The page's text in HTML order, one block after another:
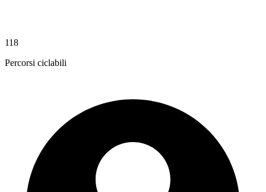
118
Percorsi ciclabili